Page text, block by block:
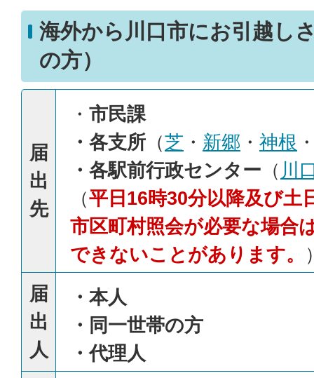
海外から川口市にお引越し
の方）
届
出
先
・ 市民課
・各支所 （芝 ・ 新郷 ・ 神根
・各駅前行政センター （ 川
（平日16時30分以降及び土
市区町村照会が必要な場合
できないことがあります。
届
出
人
・本人
・同一世帯の方
・代理人